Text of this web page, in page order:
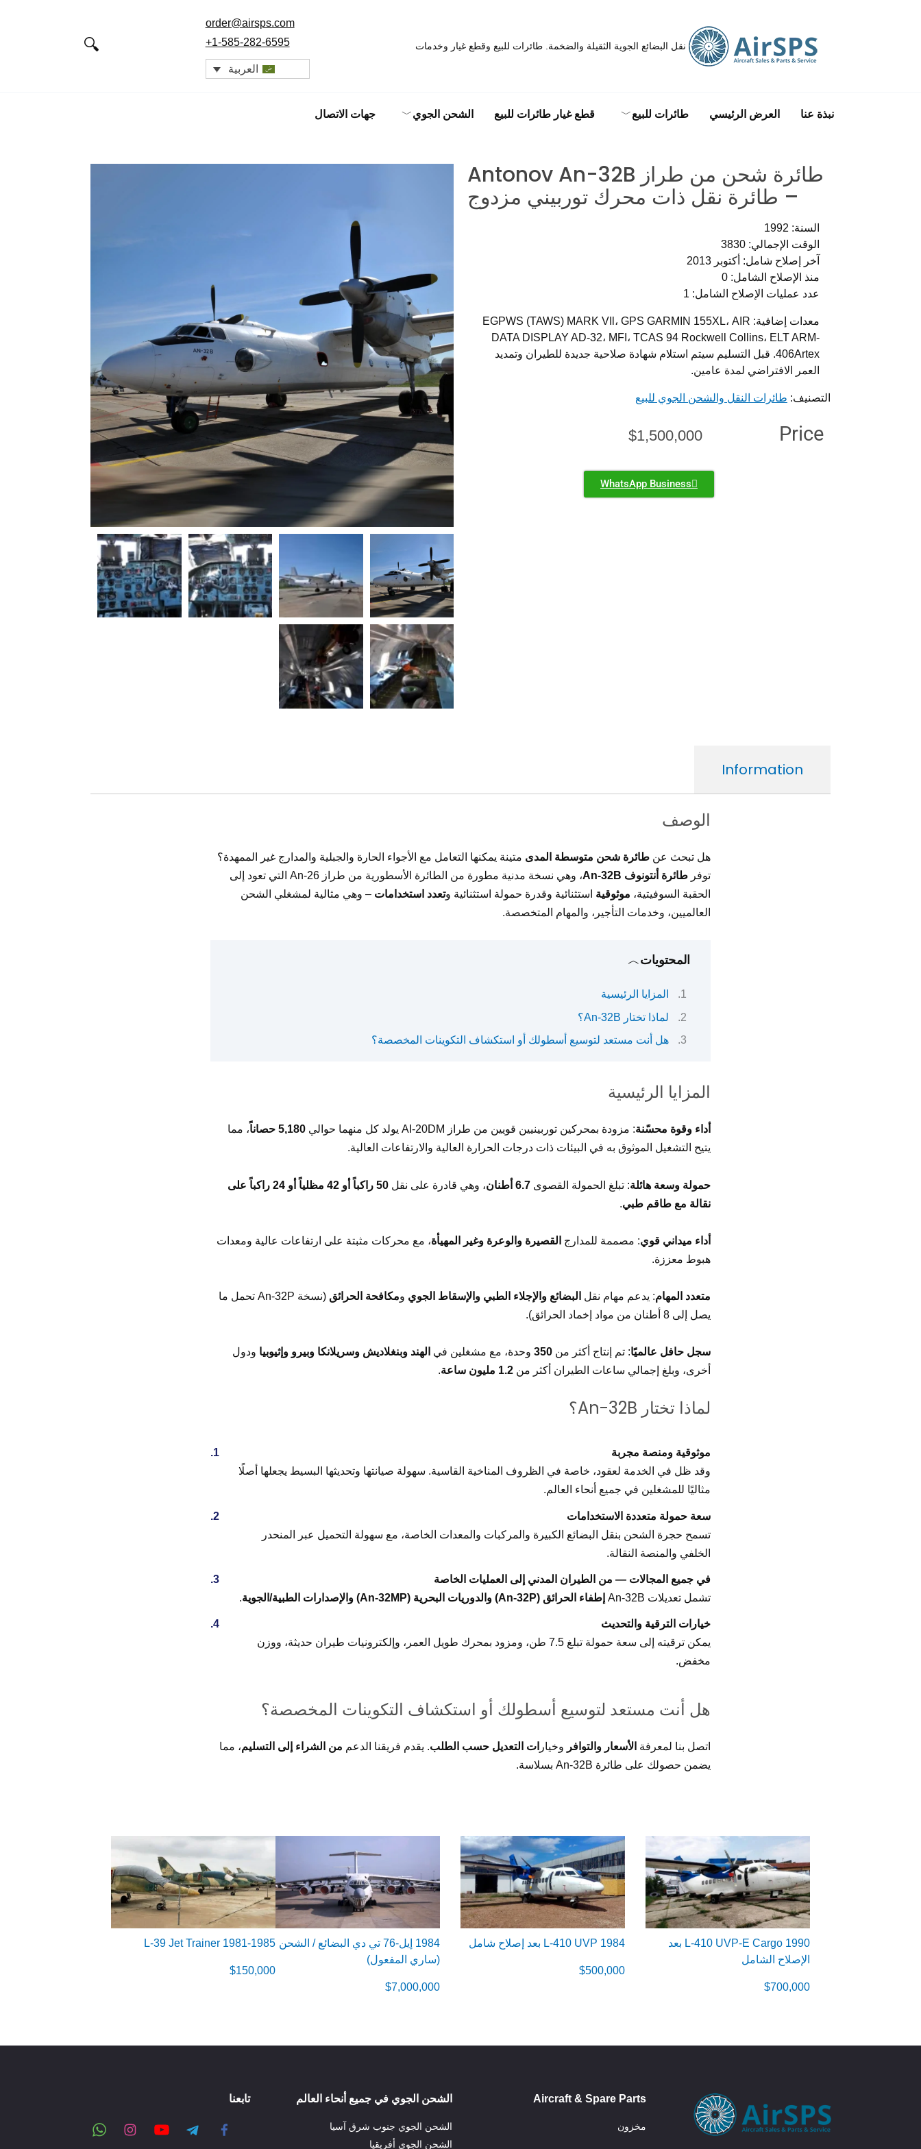
نقل البضائع الجوية الثقيلة والضخمة. طائرات للبيع وقطع غيار وخدمات
order@airsps.com
+1-585-282-6595
العربية
نبذة عنا العرض الرئيسي طائرات للبيع قطع غيار طائرات للبيع الشحن الجوي جهات الاتصال
طائرة شحن من طراز Antonov An-32B
– طائرة نقل ذات محرك توربيني مزدوج
السنة: 1992
الوقت الإجمالي: 3830
آخر إصلاح شامل: أكتوبر 2013
منذ الإصلاح الشامل: 0
عدد عمليات الإصلاح الشامل: 1
معدات إضافية: EGPWS (TAWS) MARK VIl، GPS GARMIN 155XL، AIR
DATA DISPLAY AD-32، MFI، TCAS 94 Rockwell Collins، ELT ARM-
406Artex. قبل التسليم سيتم استلام شهادة صلاحية جديدة للطيران وتمديد
العمر الافتراضي لمدة عامين.
التصنيف: طائرات النقل والشحن الجوي للبيع
Price
$1,500,000
WhatsApp Business
Information
الوصف
هل تبحث عن طائرة شحن متوسطة المدى متينة يمكنها التعامل مع الأجواء الحارة والجبلية والمدارج غير الممهدة؟
توفر طائرة أنتونوف An-32B
، وهي نسخة مدنية مطورة من الطائرة الأسطورية من طراز An-26 التي تعود إلى
الحقبة السوفيتية، موثوقية استثنائية وقدرة حمولة استثنائية وتعدد استخدامات – وهي مثالية لمشغلي الشحن
العالميين، وخدمات التأجير، والمهام المتخصصة.
المحتويات
المزايا الرئيسية
لماذا تختار An-32B؟
هل أنت مستعد لتوسيع أسطولك أو استكشاف التكوينات المخصصة؟
المزايا الرئيسية
أداء وقوة محسّنة: مزودة بمحركين توربينيين قويين من طراز AI-20DM يولد كل منهما حوالي 5,180 حصاناً
، مما
يتيح التشغيل الموثوق به في البيئات ذات درجات الحرارة العالية والارتفاعات العالية.
حمولة وسعة هائلة: تبلغ الحمولة القصوى 6.7 أطنان ، وهي قادرة على نقل
50 راكباً أو 42 مظلياً أو 24 راكباً على
نقالة مع طاقم طبي.
أداء ميداني قوي: مصممة للمدارج القصيرة والوعرة وغير المهيأة، مع محركات مثبتة على ارتفاعات عالية ومعدات
هبوط معززة.
متعدد المهام: يدعم مهام نقل البضائع والإجلاء الطبي والإسقاط الجوي ومكافحة الحرائق
(نسخة An-32P تحمل ما
يصل إلى 8 أطنان من مواد إخماد الحرائق).
سجل حافل عالميًا: تم إنتاج أكثر من 350 وحدة، مع مشغلين في الهند وبنغلاديش وسريلانكا وبيرو وإثيوبيا ودول
أخرى، وبلغ إجمالي ساعات الطيران أكثر من 1.2 مليون ساعة .
لماذا تختار An-32B؟
موثوقية ومنصة مجربة
وقد ظل في الخدمة لعقود، خاصة في الظروف المناخية القاسية. سهولة صيانتها وتحديثها البسيط يجعلها أصلًا
مثاليًا للمشغلين في جميع أنحاء العالم.
سعة حمولة متعددة الاستخدامات
تسمح حجرة الشحن بنقل البضائع الكبيرة والمركبات والمعدات الخاصة، مع سهولة التحميل عبر المنحدر
الخلفي والمنصة النقالة.
في جميع المجالات — من الطيران المدني إلى العمليات الخاصة
تشمل تعديلات An-32B
إطفاء الحرائق (An-32P) والدوريات البحرية (An-32MP) والإصدارات الطبية/الجوية .
خيارات الترقية والتحديث
يمكن ترقيته إلى سعة حمولة تبلغ 7.5 طن، ومزود بمحرك طويل العمر، وإلكترونيات طيران حديثة، ووزن
مخفض.
هل أنت مستعد لتوسيع أسطولك أو استكشاف التكوينات المخصصة؟
اتصل بنا لمعرفة الأسعار والتوافر وخيار ات التعديل حسب الطلب. يقدم فريقنا الدعم من الشراء إلى التسليم، مما
يضمن حصولك على طائرة An-32B بسلاسة.
1990 L-410 UVP-E Cargo بعد
الإصلاح الشامل
$700,000
1984 L-410 UVP بعد إصلاح شامل
$500,000
1984 إيل-76 تي دي البضائع / الشحن
(ساري المفعول)
$7,000,000
1981-1985 L-39 Jet Trainer
$150,000
Aircraft & Spare Parts
مخزون
الشحن الجوي في جميع أنحاء العالم
الشحن الجوي جنوب شرق آسيا
الشحن الجوي أفريقيا
تابعنا